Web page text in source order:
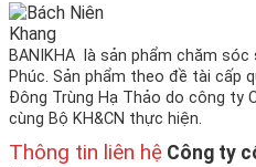
BANIKHA là sản phẩm chăm
Phúc. Sản phẩm theo đề tài cấp
Đông Trùng Hạ Thảo do công ty
cùng Bộ KH&CN thực hiện.
Thông tin liên hệ Công ty